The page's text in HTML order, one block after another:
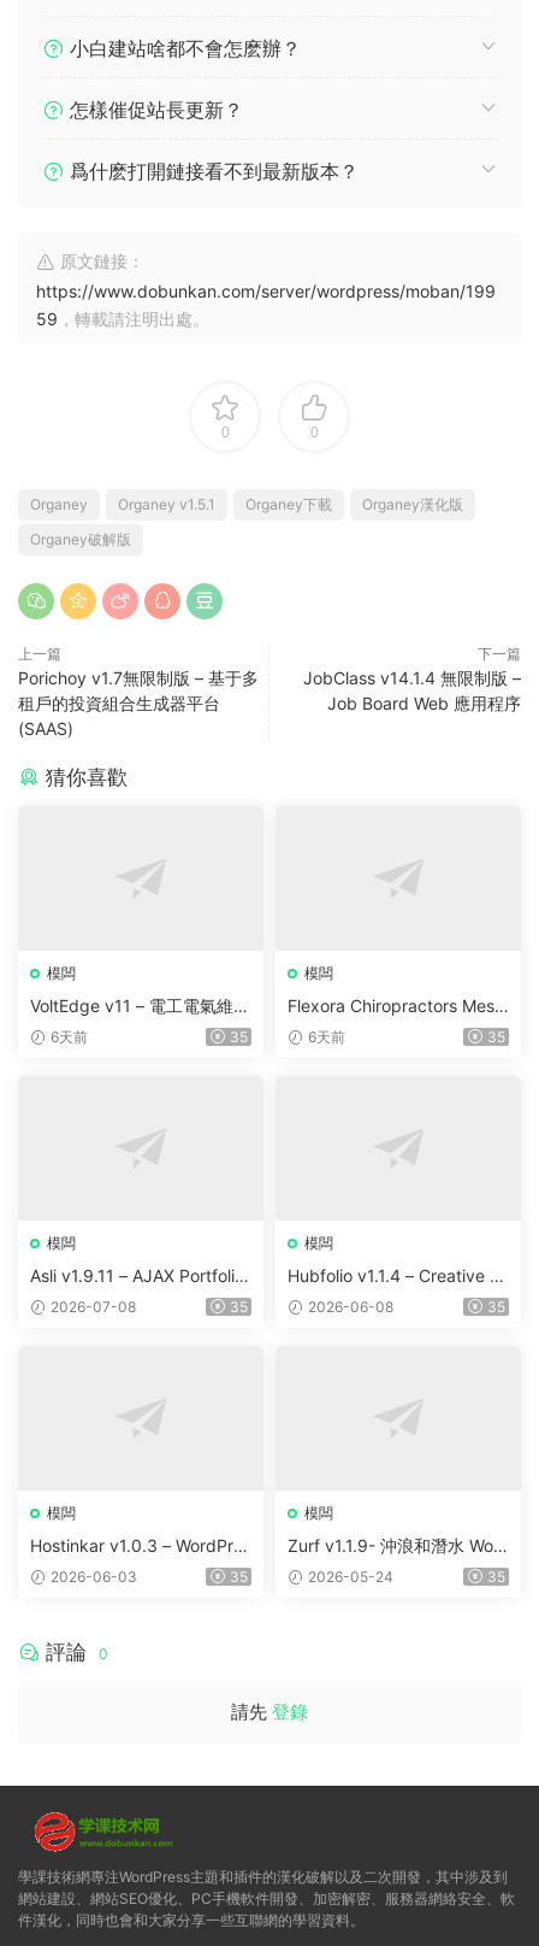
小白建站啥都不會怎麽辦？
怎樣催促站長更新？
爲什麽打開鏈接看不到最新版本？
原文鏈接：
https://www.dobunkan.com/server/wordpress/moban/199
59 ，轉載請注明出處。
0 0
Organey Organey v1.5.1 Organey下載
Organey漢化版
Organey破解版
上一篇
Porichoy v1.7無限制版 – 基于多
租戶的投資組合生成器平台
(SAAS)
下一篇
JobClass v14.1.4 無限制版 –
Job Board Web 應用程序
猜你喜歡
模闆
VoltEdge v11 – 電工電氣維修
WordPress 主題
6天前 35
模闆
Flexora Chiropractors Mess
age and Physical Therapist
6天前 35
模闆
Asli v1.9.11 – AJAX Portfolio
Elementor WordPress Them
2026-07-08 35
模闆
Hubfolio v1.1.4 – Creative P
ortfolio & Digital Agency Wo
2026-06-08 35
模闆
Hostinkar v1.0.3 – WordPres
s & WHMCS 主題
2026-06-03 35
模闆
Zurf v1.1.9- 沖浪和潛水 Wor
dPress主題
2026-05-24 35
評論 0
請先 登錄
學課技術網專注WordPress主題和插件的漢化破解以及二次開發，其中涉及到
網站建設、網站SEO優化、PC手機軟件開發、加密解密、服務器網絡安全、軟
件漢化，同時也會和大家分享一些互聯網的學習資料。